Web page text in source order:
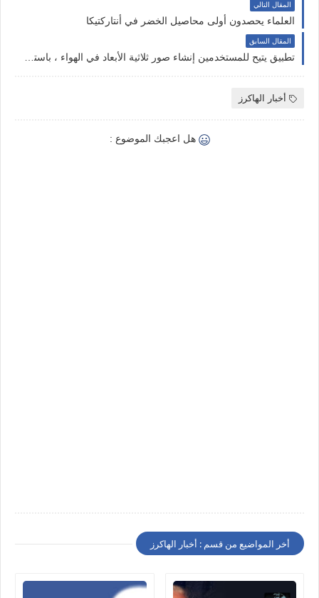
المقال التالي
العلماء يحصدون أولى محاصيل الخضر في أنتاركتيكا
المقال السابق
تطبيق يتيح للمستخدمين إنشاء صور ثلاثية الأبعاد في الهواء ، باستثناء ما يراه الآخرون
أخبار الهاكرز
هل اعجبك الموضوع :
أخر المواضيع من قسم : أخبار الهاكرز